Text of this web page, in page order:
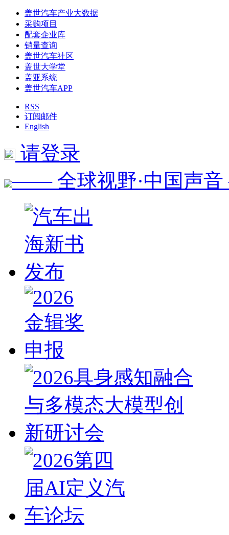
盖世汽车产业大数据
采购项目
配套企业库
销量查询
盖世汽车社区
盖世大学堂
盖亚系统
盖世汽车APP
RSS
订阅邮件
English
请登录
—— 全球视野·中国声